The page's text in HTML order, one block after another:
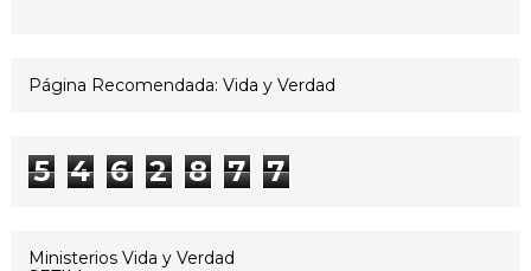
Página Recomendada: Vida y Verdad
5 4 6 2 8 7 7
Ministerios Vida y Verdad